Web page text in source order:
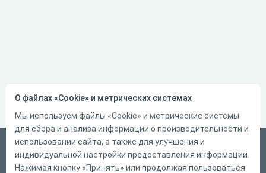
Русский
Справка
О файлах «Cookie» и метрических системах
Мы используем файлы «Cookie» и метрические системы
для сбора и анализа информации о производительности и
использовании сайта, а также для улучшения и
индивидуальной настройки предоставления информации.
Нажимая кнопку «Принять» или продолжая пользоваться